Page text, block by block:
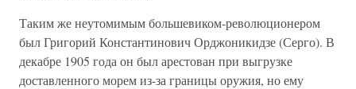
Таким же неутомимым большевиком-революционером
был Григорий Константинович Орджоникидзе (Серго). В
декабре 1905 года он был арестован при выгрузке
доставленного морем из-за границы оружия, но ему